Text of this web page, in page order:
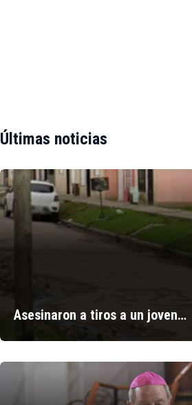
Últimas noticias
Asesinaron a tiros a un joven…